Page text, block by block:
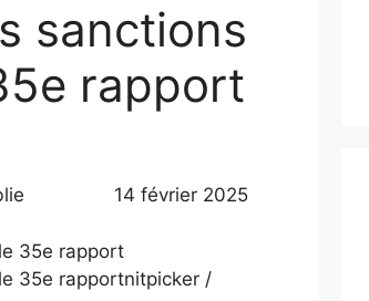
sanctions
rapport
14 février 2025
nitpicker /